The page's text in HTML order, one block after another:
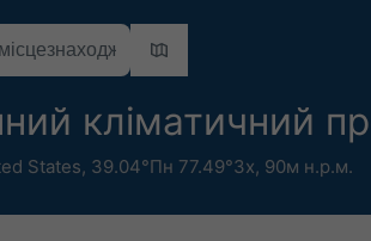
кліматичний
States, 39.04°Пн 77.49°Зх, 90м н.р.м.